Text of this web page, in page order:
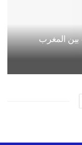
بين المغرب